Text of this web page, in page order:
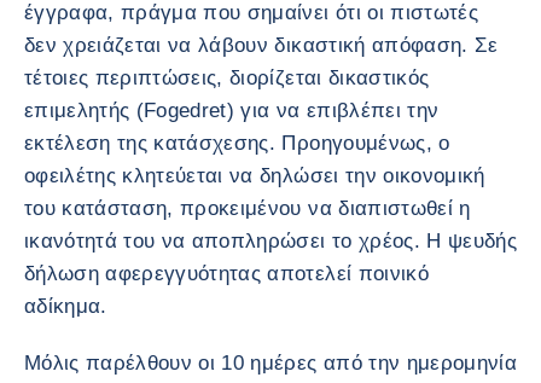
έγγραφα, πράγμα που σημαίνει ότι οι πιστωτές
δεν χρειάζεται να λάβουν δικαστική απόφαση. Σε
τέτοιες περιπτώσεις, διορίζεται δικαστικός
επιμελητής (Fogedret) για να επιβλέπει την
εκτέλεση της κατάσχεσης. Προηγουμένως, ο
οφειλέτης κλητεύεται να δηλώσει την οικονομική
του κατάσταση, προκειμένου να διαπιστωθεί η
ικανότητά του να αποπληρώσει το χρέος. Η ψευδής
δήλωση αφερεγγυότητας αποτελεί ποινικό
αδίκημα.
Μόλις παρέλθουν οι 10 ημέρες από την ημερομηνία